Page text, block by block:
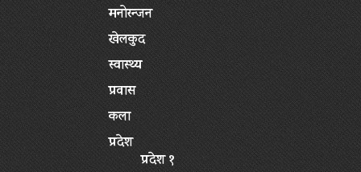
मनोरन्जन
खेलकुद
स्वास्थ्य
प्रवास
कला
प्रदेश
प्रदेश १